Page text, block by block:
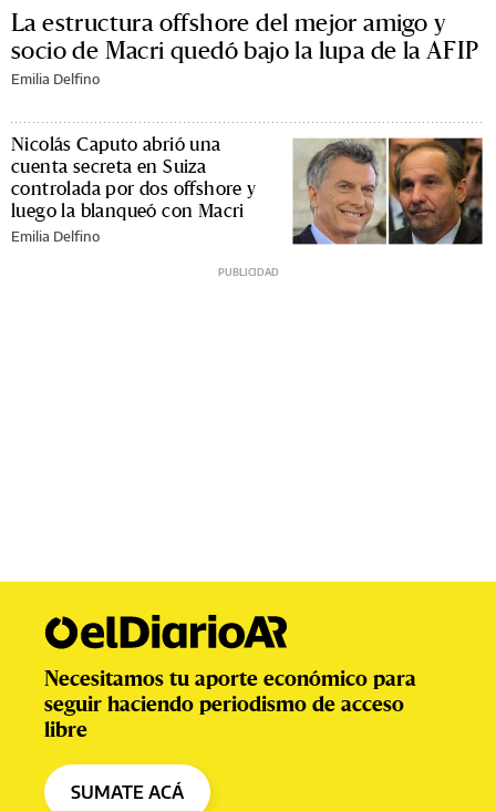
La estructura offshore del mejor amigo y
socio de Macri quedó bajo la lupa de la AFIP
Emilia Delfino
Nicolás Caputo abrió una
cuenta secreta en Suiza
controlada por dos offshore y
luego la blanqueó con Macri
Emilia Delfino
Necesitamos tu aporte económico para
seguir haciendo periodismo de acceso
libre
SUMATE ACÁ